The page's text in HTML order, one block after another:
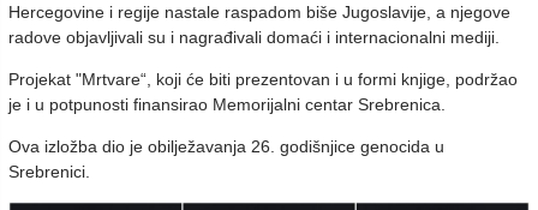
Hercegovine i regije nastale raspadom biše Jugoslavije, a njegove
radove objavljivali su i nagrađivali domaći i internacionalni mediji.
Projekat "Mrtvare“, koji će biti prezentovan i u formi knjige, podržao
je i u potpunosti finansirao Memorijalni centar Srebrenica.
Ova izložba dio je obilježavanja 26. godišnjice genocida u
Srebrenici.